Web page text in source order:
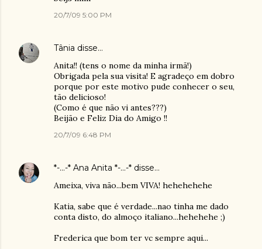
20/7/09 5:00 PM
Tânia disse…
Anita!! (tens o nome da minha irmã!)
Obrigada pela sua visita! E agradeço em dobro
porque por este motivo pude conhecer o seu,
tão delicioso!
(Como é que não vi antes???)
Beijão e Feliz Dia do Amigo !!
20/7/09 6:48 PM
*-...-* Ana Anita *-...-* disse…
Ameixa, viva não...bem VIVA! hehehehehe
Katia, sabe que é verdade...nao tinha me dado
conta disto, do almoço italiano...hehehehe ;)
Frederica que bom ter vc sempre aqui...